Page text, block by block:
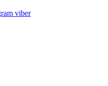
viber